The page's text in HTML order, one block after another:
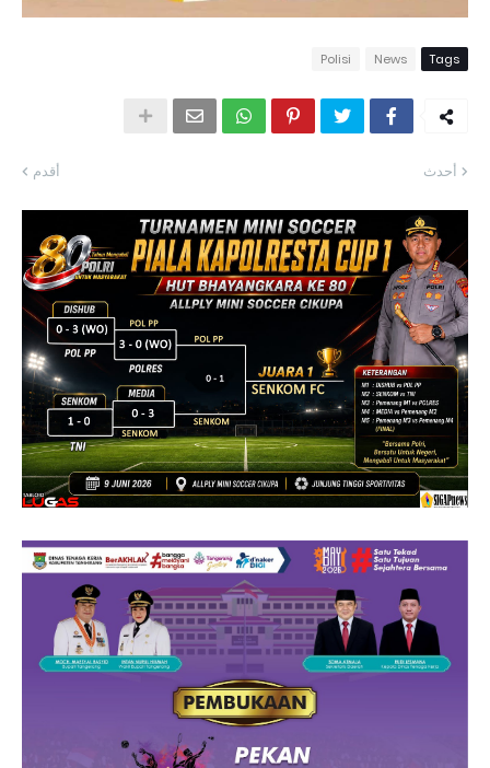
Tags
News
Polisi
أحدث أقدم